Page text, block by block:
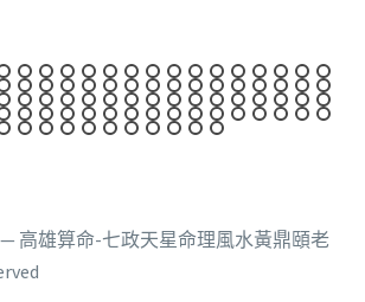
高雄算命-七政天星命理風水黃鼎頤老